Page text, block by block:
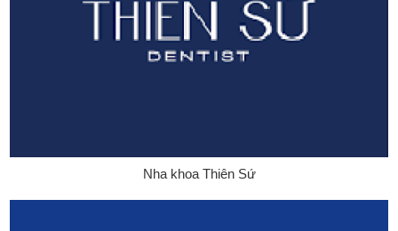
Nha khoa Thiên Sứ